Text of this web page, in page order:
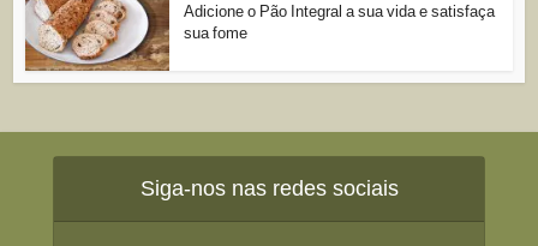
Adicione o Pão Integral a sua vida e satisfaça
sua fome
Siga-nos nas redes sociais